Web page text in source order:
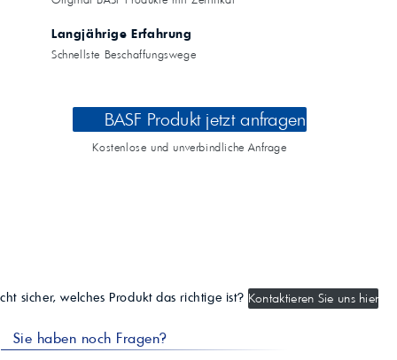
Langjährige Erfahrung
Schnellste Beschaffungswege
BASF Produkt jetzt anfragen
Kostenlose und unverbindliche Anfrage
sicher, welches Produkt das richtige ist? Kontaktieren Sie uns hier
Sie haben noch Fragen?